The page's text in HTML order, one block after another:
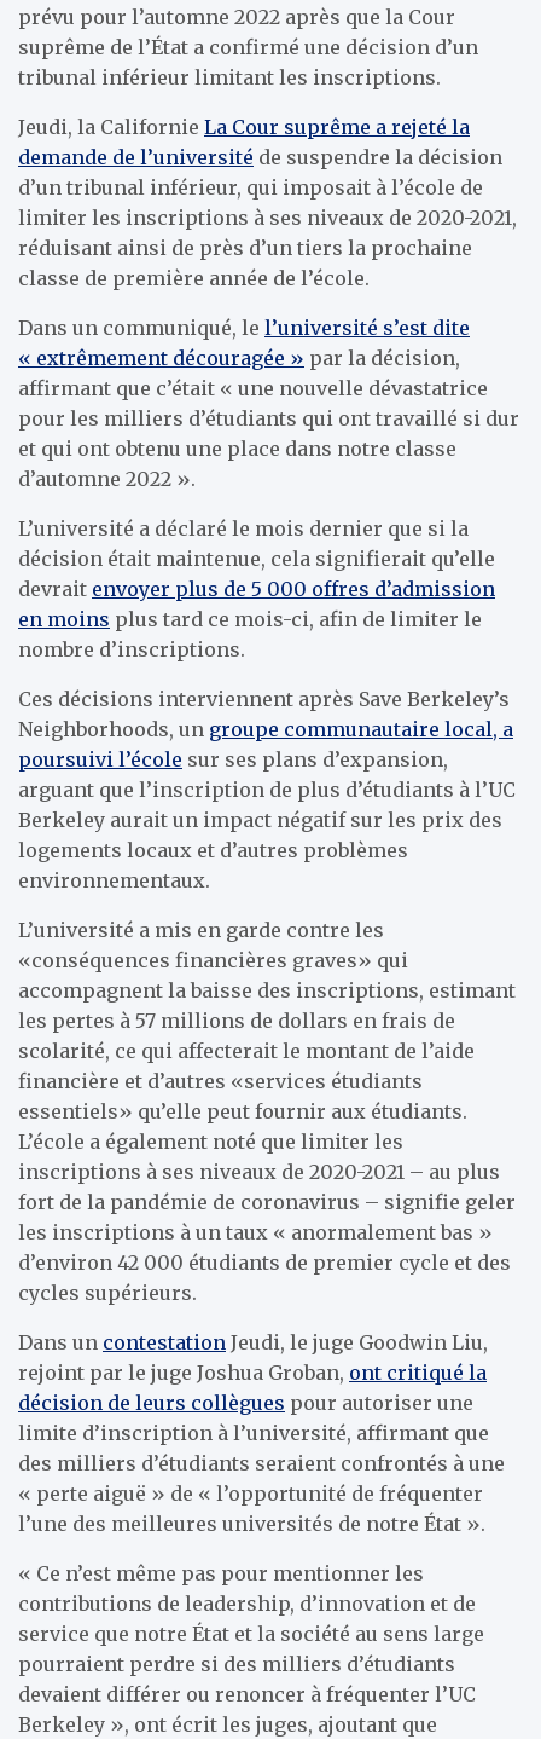
prévu pour l’automne 2022 après que la Cour
suprême de l’État a confirmé une décision d’un
tribunal inférieur limitant les inscriptions.
Jeudi, la Californie La Cour suprême a rejeté la
demande de l’université de suspendre la décision
d’un tribunal inférieur, qui imposait à l’école de
limiter les inscriptions à ses niveaux de 2020-2021,
réduisant ainsi de près d’un tiers la prochaine
classe de première année de l’école.
Dans un communiqué, le l’université s’est dite
« extrêmement découragée » par la décision,
affirmant que c’était « une nouvelle dévastatrice
pour les milliers d’étudiants qui ont travaillé si dur
et qui ont obtenu une place dans notre classe
d’automne 2022 ».
L’université a déclaré le mois dernier que si la
décision était maintenue, cela signifierait qu’elle
devrait envoyer plus de 5 000 offres d’admission
en moins plus tard ce mois-ci, afin de limiter le
nombre d’inscriptions.
Ces décisions interviennent après Save Berkeley’s
Neighborhoods, un groupe communautaire local, a
poursuivi l’école sur ses plans d’expansion,
arguant que l’inscription de plus d’étudiants à l’UC
Berkeley aurait un impact négatif sur les prix des
logements locaux et d’autres problèmes
environnementaux.
L’université a mis en garde contre les
«conséquences financières graves» qui
accompagnent la baisse des inscriptions, estimant
les pertes à 57 millions de dollars en frais de
scolarité, ce qui affecterait le montant de l’aide
financière et d’autres «services étudiants
essentiels» qu’elle peut fournir aux étudiants.
L’école a également noté que limiter les
inscriptions à ses niveaux de 2020-2021 – au plus
fort de la pandémie de coronavirus – signifie geler
les inscriptions à un taux « anormalement bas »
d’environ 42 000 étudiants de premier cycle et des
cycles supérieurs.
Dans un contestation Jeudi, le juge Goodwin Liu,
rejoint par le juge Joshua Groban, ont critiqué la
décision de leurs collègues pour autoriser une
limite d’inscription à l’université, affirmant que
des milliers d’étudiants seraient confrontés à une
« perte aiguë » de « l’opportunité de fréquenter
l’une des meilleures universités de notre État ».
« Ce n’est même pas pour mentionner les
contributions de leadership, d’innovation et de
service que notre État et la société au sens large
pourraient perdre si des milliers d’étudiants
devaient différer ou renoncer à fréquenter l’UC
Berkeley », ont écrit les juges, ajoutant que